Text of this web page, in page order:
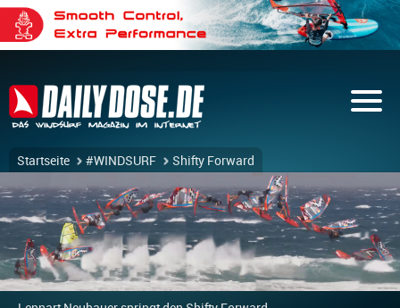
Startseite #WINDSURF Shifty Forward